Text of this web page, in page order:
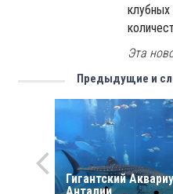
клубных
Эта
Предыдущие и
Гигантский